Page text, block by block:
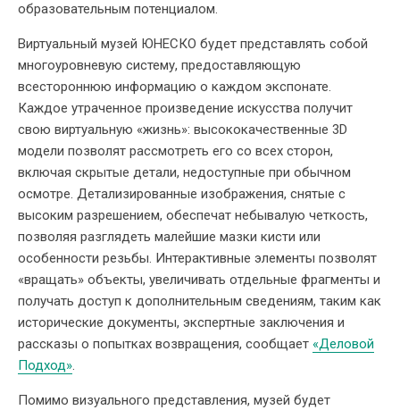
образовательным потенциалом.
Виртуальный музей ЮНЕСКО будет представлять собой
многоуровневую систему, предоставляющую
всестороннюю информацию о каждом экспонате.
Каждое утраченное произведение искусства получит
свою виртуальную «жизнь»: высококачественные 3D
модели позволят рассмотреть его со всех сторон,
включая скрытые детали, недоступные при обычном
осмотре. Детализированные изображения, снятые с
высоким разрешением, обеспечат небывалую четкость,
позволяя разглядеть малейшие мазки кисти или
особенности резьбы. Интерактивные элементы позволят
«вращать» объекты, увеличивать отдельные фрагменты и
получать доступ к дополнительным сведениям, таким как
исторические документы, экспертные заключения и
рассказы о попытках возвращения, сообщает «Деловой
Подход».
Помимо визуального представления, музей будет